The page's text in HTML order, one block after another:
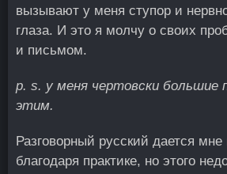
вызывают у меня ступор и
глаза. И это я молчу о своих
и письмом.
p. s. у меня чертовски большие
этим.
Разговорный русский дается
благодаря практике, но этого